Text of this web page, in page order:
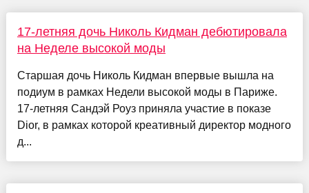
17-летняя дочь Николь Кидман дебютировала
на Неделе высокой моды
Старшая дочь Николь Кидман впервые вышла на
подиум в рамках Недели высокой моды в Париже.
17-летняя Сандэй Роуз приняла участие в показе
Dior, в рамках которой креативный директор модного
д...